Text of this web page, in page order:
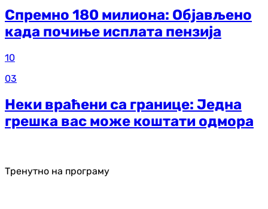
Спремно 180 милиона: Објављено
када почиње исплата пензија
10
03
Неки враћени са границе: Једна
грешка вас може коштати одмора
Тренутно на програму